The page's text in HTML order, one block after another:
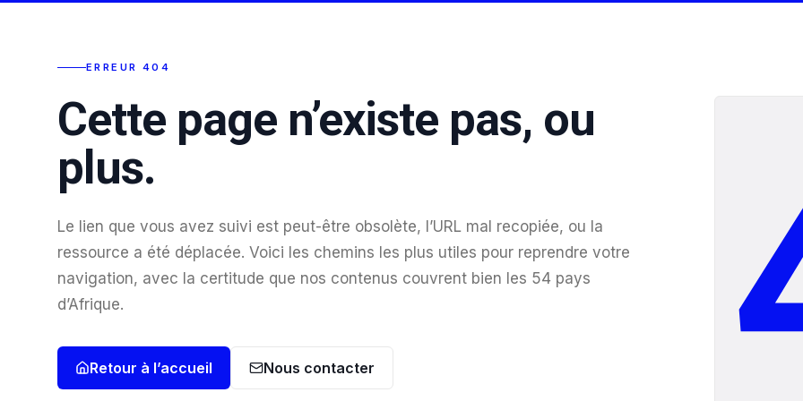
ERREUR 404
Cette page n’existe pas, ou
plus.
Le lien que vous avez suivi est peut-être obsolète, l’URL mal recopiée, ou la
ressource a été déplacée. Voici les chemins les plus utiles pour reprendre votre
navigation, avec la certitude que nos contenus couvrent bien les 54 pays
d’Afrique.
Retour à l’accueil Nous contacter